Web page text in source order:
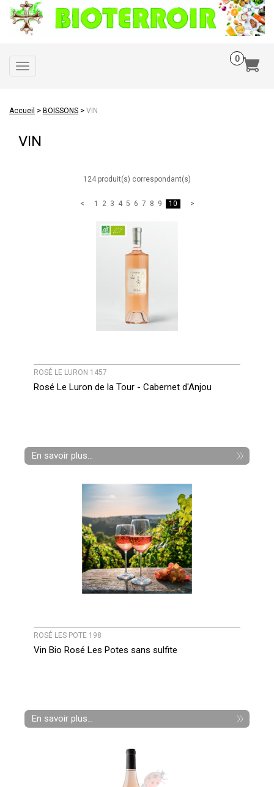
Toggle
navigation
Accueil > BOISSONS > VIN
VIN
124 produit(s) correspondant(s)
1 2 3 4 5 6 7 8 9 10
ROSÉ LE LURON 1457
Rosé Le Luron de la Tour - Cabernet d'Anjou
En savoir plus...
ROSÉ LES POTE 198
Vin Bio Rosé Les Potes sans sulfite
En savoir plus...